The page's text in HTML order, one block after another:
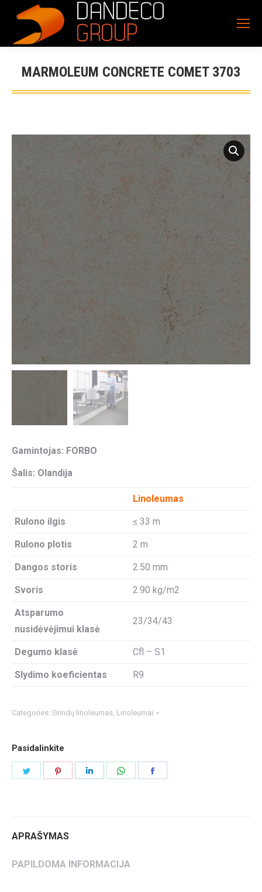
MARMOLEUM CONCRETE COMET 3703
Gamintojas: FORBO
Šalis: Olandija
Linoleumas
Rulono ilgis ≤ 33 m
Rulono plotis 2 m
Dangos storis 2.50 mm
Svoris 2.90 kg/m2
Atsparumo
nusidėvėjimui klasė
23/34/43
Degumo klasė Cfl – S1
Slydimo koeficientas R9
Categories: Grindų linoleumas, Linoleumai
Pasidalinkite
APRAŠYMAS
PAPILDOMA INFORMACIJA